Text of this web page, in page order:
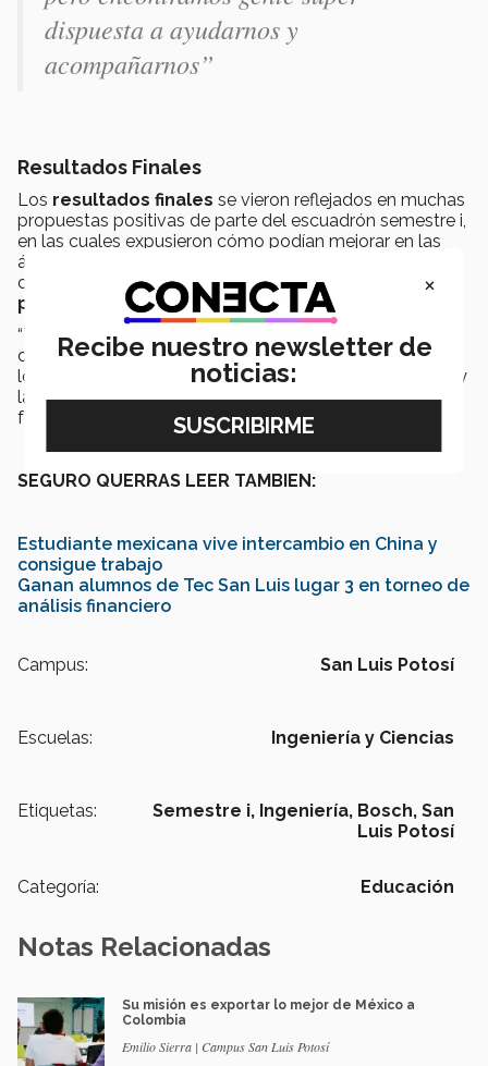
dispuesta a ayudarnos y
acompañarnos”
Resultados Finales
Los resultados finales se vieron reflejados en muchas
propuestas positivas de parte del escuadrón semestre i,
en las cuales expusieron cómo podían mejorar en las
áreas de oportunidad que tenía Bosch en los espacios
donde estuvieron trabajando las cuales eran
Línea 9 y
pre-ensamble de cintillos.
“Tuvimos comentarios muy positivos por parte de los
directivos tanto deBosch como de nuestra institución,
los vimos muy contentos durante la presentación final y
la verdad es que entre nosotros mismos nos
felicitamos” añadió Ana Paty.
SEGURO QUERRÁS LEER TAMBIÉN:
Estudiante mexicana vive intercambio en China y
consigue trabajo
Ganan alumnos de Tec San Luis lugar 3 en torneo de
análisis financiero
Campus: San Luis Potosí
Escuelas: Ingeniería y Ciencias
Etiquetas: Semestre i, Ingeniería, Bosch, San
Luis Potosí
Categoría: Educación
Notas Relacionadas
Su misión es exportar lo mejor de México a
Colombia
Emilio Sierra | Campus San Luis Potosí
×
Recibe nuestro newsletter de
noticias: